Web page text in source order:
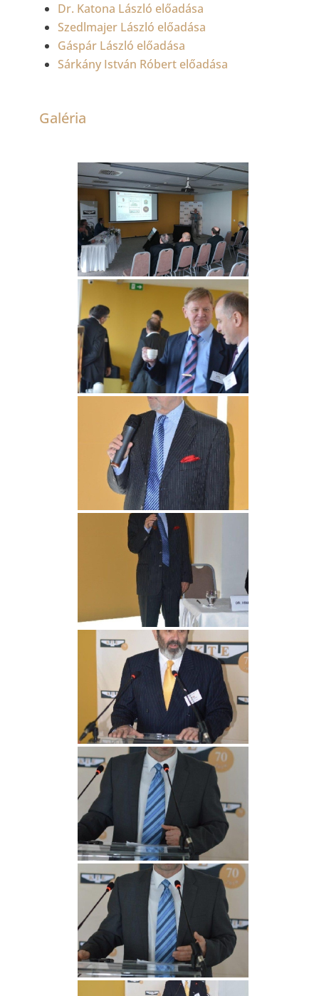
Dr. Katona László előadása
Szedlmajer László előadása
Gáspár László előadása
Sárkány István Róbert előadása
Galéria